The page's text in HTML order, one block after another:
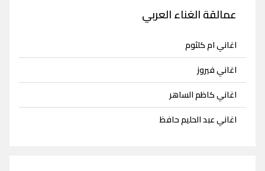
عمالقة الغناء العربي
اغاني ام كلثوم
اغاني فيروز
اغاني كاظم الساهر
اغاني عبد الحليم حافظ